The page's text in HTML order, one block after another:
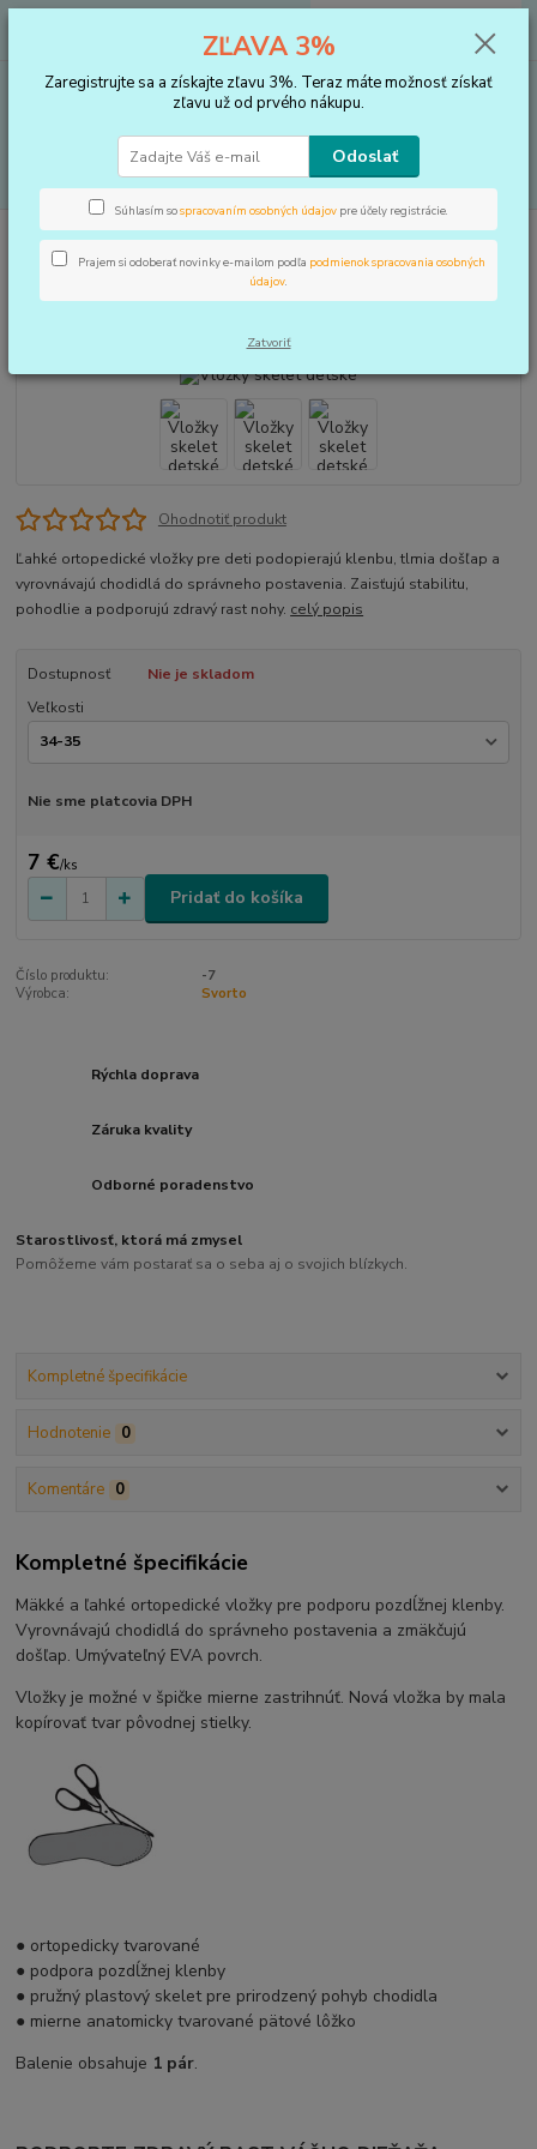
za0 €
Úvod VLOŽKY DO TOPÁNOK, KOREKTORY Vložky
Vložky skelet
detské
Vložky skelet detské
Ohodnotiť produkt
Ľahké ortopedické vložky pre deti podopierajú klenbu, tlmia došľap a
vyrovnávajú chodidlá do správneho postavenia. Zaisťujú stabilitu,
pohodlie a podporujú zdravý rast nohy. celý popis
Dostupnosť
Nie je skladom
Veľkosti
Nie sme platcovia DPH
7 €/ks
Pridať do košíka
Číslo produktu:
-7
Výrobca:
Svorto
Rýchla doprava
Záruka kvality
Odborné poradenstvo
Starostlivosť, ktorá má zmysel
Pomôžeme vám postarať sa o seba aj o svojich blízkych.
Kompletné špecifikácie
Hodnotenie 0
Komentáre 0
Kompletné špecifikácie
Mäkké a ľahké ortopedické vložky pre podporu pozdĺžnej klenby.
Vyrovnávajú chodidlá do správneho postavenia a zmäkčujú
došľap. Umývateľný EVA povrch.
Vložky je možné v špičke mierne zastrihnúť. Nová vložka by mala
kopírovať tvar pôvodnej stielky.
● ortopedicky tvarované
● podpora pozdĺžnej klenby
● pružný plastový skelet pre prirodzený pohyb chodidla
● mierne anatomicky tvarované pätové lôžko
Balenie obsahuje 1 pár.
ZĽAVA 3%
Zaregistrujte sa a získajte zľavu 3%. Teraz máte možnosť získať
zľavu už od prvého nákupu.
Odoslať
Súhlasím sospracovaním osobných údajov pre účely registrácie.
Prajem si odoberať novinky e-mailom podľa podmienok spracovania osobných
údajov.
Zatvoriť